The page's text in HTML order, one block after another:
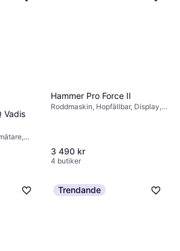
Vadis
Hammer Pro Force II
Roddmaskin, Hopfällbar, Display,
3 490 kr
4 butiker
Trendande